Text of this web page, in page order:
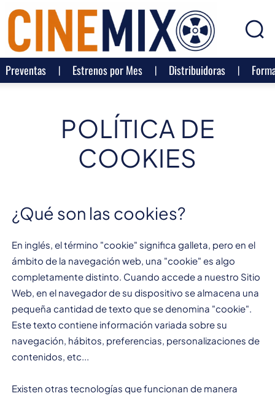
Preventas Estrenos por Mes Distribuidoras
POLÍTICA DE
COOKIES
¿Qué son las cookies?
En inglés, el término "cookie" significa galleta, pero en el
ámbito de la navegación web, una "cookie" es algo
completamente distinto. Cuando accede a nuestro Sitio
Web, en el navegador de su dispositivo se almacena una
pequeña cantidad de texto que se denomina "cookie".
Este texto contiene información variada sobre su
navegación, hábitos, preferencias, personalizaciones de
contenidos, etc...
Existen otras tecnologías que funcionan de manera